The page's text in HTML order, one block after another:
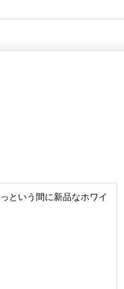
という間に新品なホワイ